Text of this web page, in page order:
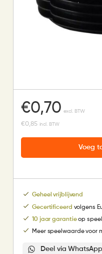
€0,70 excl. BTW
€0,85 incl. BTW
Voeg
Geheel vrijblijvend
Gecertificeerd volgens
10 jaar garantieop
Meer speelwaarde voor
Deel via WhatsApp